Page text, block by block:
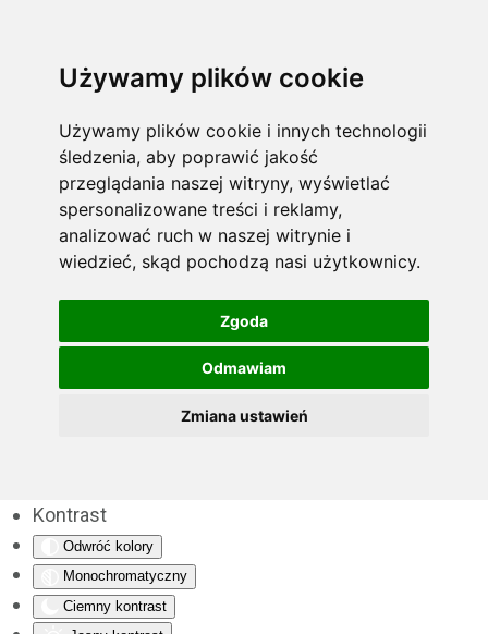
Używamy plików cookie
Używamy plików cookie i innych technologii
śledzenia, aby poprawić jakość
przeglądania naszej witryny, wyświetlać
spersonalizowane treści i reklamy,
analizować ruch w naszej witrynie i
wiedzieć, skąd pochodzą nasi użytkownicy.
Zgoda
Odmawiam
Zmiana ustawień
Kontrast
Odwróć kolory
Monochromatyczny
Ciemny kontrast